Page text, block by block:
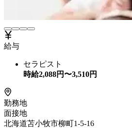
給与
セラピスト
時給2,088円〜3,510円
勤務地
面接地
北海道苫小牧市柳町1-5-16